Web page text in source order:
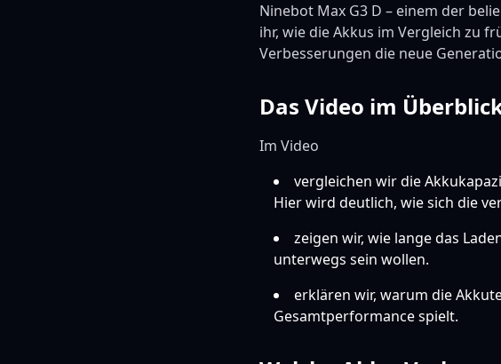
Ninebot Max G3 D – einem der
ihr, wie die Akkus im Vergleich zu
Verbesserungen die neue
Das Video im
Im Video
vergleichen wir die
Hier wird deutlich, wie sich die
zeigen wir, wie lange das
unterwegs sein wollen.
erklären wir, warum die
Gesamtperformance spielt.